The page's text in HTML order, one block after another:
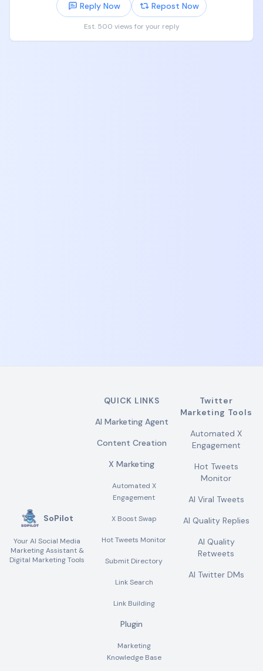
记住，除了买mac mini+大显示器+人体工程学座椅+订
阅coding plan，除了开会，家长首先要做到的，就是
https://t.co/DQIsN9cg54
Reply Now Repost Now
Est. 500 views for your reply
SoPilot
Your AI Social Media
Marketing Assistant &
Digital Marketing Tools
QUICK LINKS
AI Marketing Agent
Content Creation
X Marketing
Automated X
Engagement
X Boost Swap
Hot Tweets Monitor
Submit Directory
Link Search
Link Building
Plugin
Marketing
Knowledge Base
Twitter
Marketing Tools
Automated X
Engagement
Hot Tweets
Monitor
AI Viral Tweets
AI Quality Replies
AI Quality
Retweets
AI Twitter DMs